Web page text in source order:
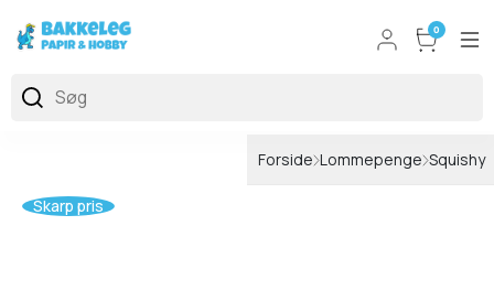
0
Forside Lommepenge Squishy
Skarp pris